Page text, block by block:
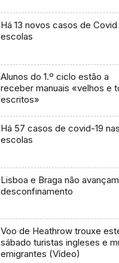
Há 13 novos casos de Covid
escolas
Alunos do 1.º ciclo estão a
receber manuais «velhos e
escritos»
Há 57 casos de covid-19 nas
escolas
Lisboa e Braga não
desconfinamento
Voo de Heathrow trouxe
sábado turistas ingleses e
emigrantes (Vídeo)